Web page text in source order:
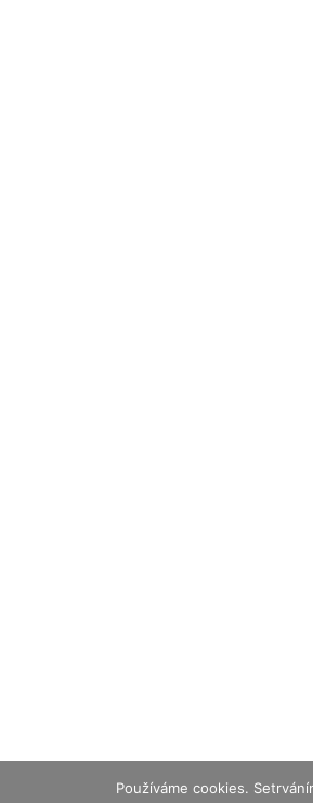
Používáme cookies.